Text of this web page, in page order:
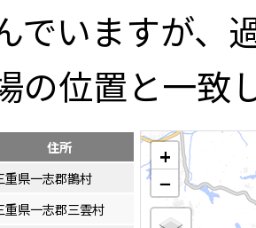
でいますが、
の位置と一致
住所
重県一志郡鵲村
重県一志郡三雲村
+
−